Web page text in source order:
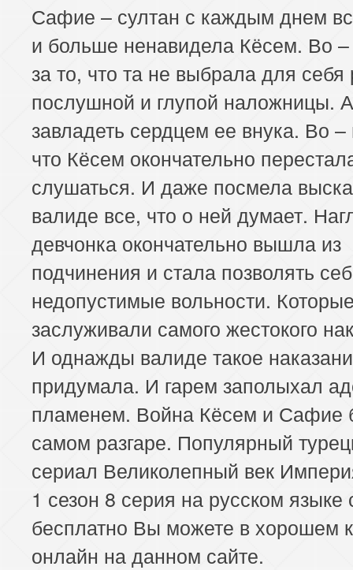
Сафие – султан с каждым днем
и больше ненавидела Кёсем. Во
за то, что та не выбрала для себя
послушной и глупой наложницы.
завладеть сердцем ее внука. Во –
что Кёсем окончательно
слушаться. И даже посмела
валиде все, что о ней думает.
девчонка окончательно вышла из
подчинения и стала позволять
недопустимые вольности.
заслуживали самого жестокого
И однажды валиде такое
придумала. И гарем заполыхал
пламенем. Война Кёсем и Сафие
самом разгаре. Популярный
сериал Великолепный век
1 сезон 8 серия на русском языке
бесплатно Вы можете в хорошем
онлайн на данном сайте.